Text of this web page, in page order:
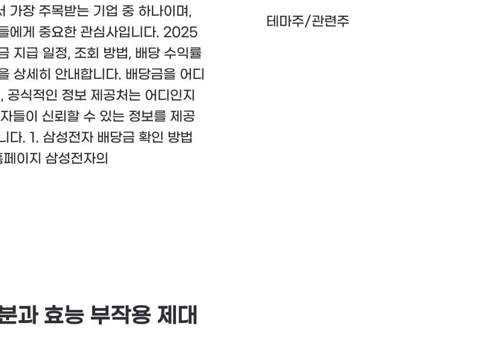
가장 주목받는 기업 중 하나이며,
에게 중요한 관심사입니다. 2025
지급 일정, 조회 방법, 배당 수익률
상세히 안내합니다. 배당금을 어디
공식적인 정보 제공처는 어디인지
들이 신뢰할 수 있는 정보를 제공
다. 1. 삼성전자 배당금 확인 방법
이지 삼성전자의
과 효능 부작용 제대
테마주/관련주